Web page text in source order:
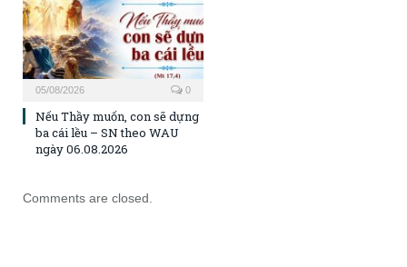
05/08/2026 0
Nếu Thầy muốn, con sẽ dựng
ba cái lều – SN theo WAU
ngày 06.08.2026
Comments are closed.